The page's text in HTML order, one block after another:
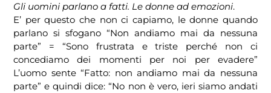
Gli uomini parlano a fatti. Le donne ad emozioni.
E’ per questo che non ci capiamo, le donne quando
parlano si sfogano “Non andiamo mai da nessuna
parte” = “Sono frustrata e triste perché non ci
concediamo dei momenti per noi per evadere”
L’uomo sente “Fatto: non andiamo mai da nessuna
parte” e quindi dice: “No non è vero, ieri siamo andati